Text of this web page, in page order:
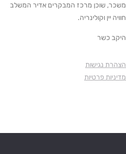
משכר, שוכן מרכז המבקרים אדיר המשלב
חוויה יין וקולינריה.
היקב כשר
הצהרת נגישות
מדיניות פרטיות